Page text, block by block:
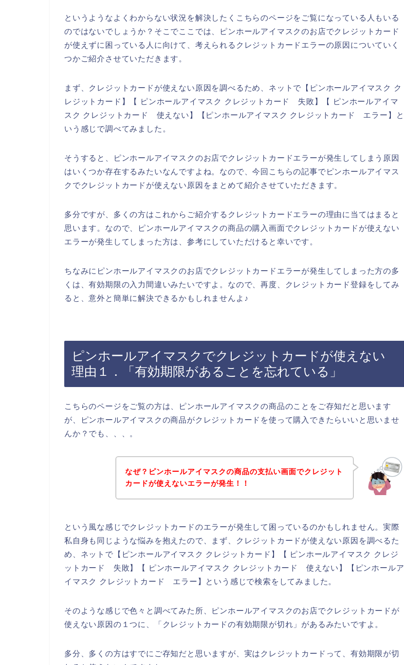
というようなよくわからない状況を解決したくこちらのページをご覧になっている人もいる
のではないでしょうか？そこでここでは、ピンホールアイマスクのお店でクレジットカード
が使えずに困っている人に向けて、考えられるクレジットカードエラーの原因についていく
つかご紹介させていただきます。
まず、クレジットカードが使えない原因を調べるため、ネットで【ピンホールアイマスク ク
レジットカード】【 ピンホールアイマスク クレジットカード 失敗】【 ピンホールアイマ
スク クレジットカード 使えない】【ピンホールアイマスク クレジットカード エラー】と
いう感じで調べてみました。
そうすると、ピンホールアイマスクのお店でクレジットカードエラーが発生してしまう原因
はいくつか存在するみたいなんですよね。なので、今回こちらの記事でピンホールアイマス
クでクレジットカードが使えない原因をまとめて紹介させていただきます。
多分ですが、多くの方はこれからご紹介するクレジットカードエラーの理由に当てはまると
思います。なので、ピンホールアイマスクの商品の購入画面でクレジットカードが使えない
エラーが発生してしまった方は、参考にしていただけると幸いです。
ちなみにピンホールアイマスクのお店でクレジットカードエラーが発生してしまった方の多
くは、有効期限の入力間違いみたいですよ。なので、再度、クレジットカード登録をしてみ
ると、意外と簡単に解決できるかもしれませんよ♪
ピンホールアイマスクでクレジットカードが使えない
理由１．「有効期限があることを忘れている」
こちらのページをご覧の方は、ピンホールアイマスクの商品のことをご存知だと思います
が、ピンホールアイマスクの商品がクレジットカードを使って購入できたらいいと思いませ
んか？でも、、、。
なぜ？ピンホールアイマスクの商品の支払い画面でクレジット
カードが使えないエラーが発生！！
という風な感じでクレジットカードのエラーが発生して困っているのかもしれません。実際
私自身も同じような悩みを抱えたので、まず、クレジットカードが使えない原因を調べるた
め、ネットで【ピンホールアイマスク クレジットカード】【 ピンホールアイマスク クレジ
ットカード 失敗】【 ピンホールアイマスク クレジットカード 使えない】【ピンホールア
イマスク クレジットカード エラー】という感じで検索をしてみました。
そのような感じで色々と調べてみた所、ピンホールアイマスクのお店でクレジットカードが
使えない原因の１つに、「クレジットカードの有効期限が切れ」があるみたいですよ。
多分、多くの方はすでにご存知だと思いますが、実はクレジットカードって、有効期限が切